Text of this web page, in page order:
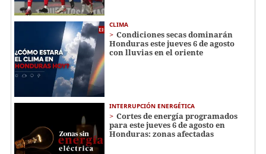
CLIMA
Condiciones secas dominarán
Honduras este jueves 6 de agosto
con lluvias en el oriente
INTERRUPCIÓN ENERGÉTICA
Cortes de energía programados
para este jueves 6 de agosto en
Honduras: zonas afectadas